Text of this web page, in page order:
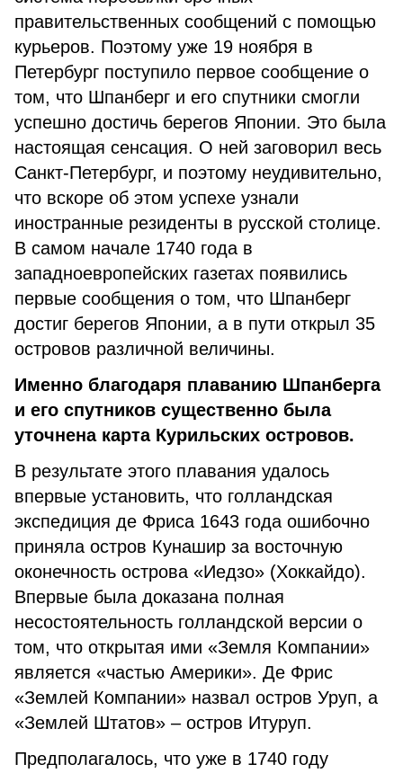
правительственных сообщений с помощью
курьеров. Поэтому уже 19 ноября в
Петербург поступило первое сообщение о
том, что Шпанберг и его спутники смогли
успешно достичь берегов Японии. Это была
настоящая сенсация. О ней заговорил весь
Санкт-Петербург, и поэтому неудивительно,
что вскоре об этом успехе узнали
иностранные резиденты в русской столице.
В самом начале 1740 года в
западноевропейских газетах появились
первые сообщения о том, что Шпанберг
достиг берегов Японии, а в пути открыл 35
островов различной величины.
Именно благодаря плаванию Шпанберга
и его спутников существенно была
уточнена карта Курильских островов.
В результате этого плавания удалось
впервые установить, что голландская
экспедиция де Фриса 1643 года ошибочно
приняла остров Кунашир за восточную
оконечность острова «Иедзо» (Хоккайдо).
Впервые была доказана полная
несостоятельность голландской версии о
том, что открытая ими «Земля Компании»
является «частью Америки». Де Фрис
«Землей Компании» назвал остров Уруп, а
«Землей Штатов» – остров Итуруп.
Предполагалось, что уже в 1740 году